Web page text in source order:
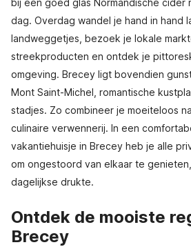
bij een goed glas Normandische
dag. Overdag wandel je hand in hand
landweggetjes, bezoek je lokale
streekproducten en ontdek je
omgeving. Brecey ligt bovendien
Mont Saint-Michel, romantische
stadjes. Zo combineer je moeiteloos
culinaire verwennerij. In een
vakantiehuisje in Brecey heb je alle
om ongestoord van elkaar te
dagelijkse drukte.
Ontdek de mooiste
Brecey